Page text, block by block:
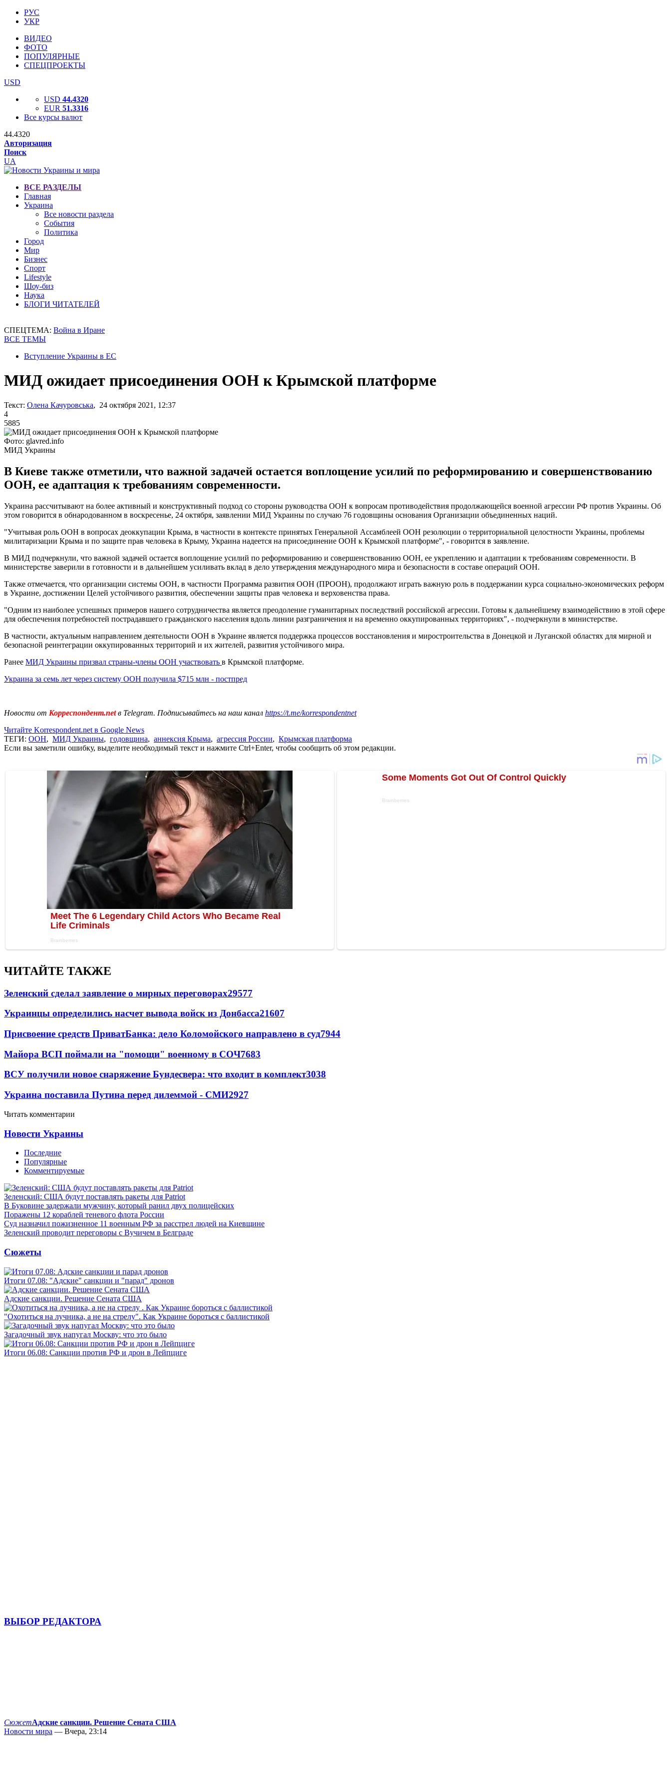
РУС
УКР
ВИДЕО
ФОТО
ПОПУЛЯРНЫЕ
СПЕЦПРОЕКТЫ
USD
USD 44.4320
EUR 51.3316
Все курсы валют
44.4320
Авторизация
Поиск
UA
ВСЕ РАЗДЕЛЫ
Главная
Украина
Все новости раздела
События
Политика
Город
Мир
Бизнес
Спорт
Lifestyle
Шоу-биз
Наука
БЛОГИ ЧИТАТЕЛЕЙ
СПЕЦТЕМА: Война в Иране
ВСЕ ТЕМЫ
Вступление Украины в ЕС
МИД ожидает присоединения ООН к Крымской платформе
Текст: Олена Качуровська, 24 октября 2021, 12:37
4
5885
Фото: glavred.info
МИД Украины
В Киеве также отметили, что важной задачей остается воплощение усилий по реформированию и совершенствованию
ООН, ее адаптация к требованиям современности.
Украина рассчитывают на более активный и конструктивный подход со стороны руководства ООН к вопросам противодействия продолжающейся военной агрессии РФ против Украины. Об
этом говорится в обнародованном в воскресенье, 24 октября, заявлении МИД Украины по случаю 76 годовщины основания Организации объединенных наций.
"Учитывая роль ООН в вопросах деоккупации Крыма, в частности в контексте принятых Генеральной Ассамблеей ООН резолюции о территориальной целостности Украины, проблемы
милитаризации Крыма и по защите прав человека в Крыму, Украина надеется на присоединение ООН к Крымской платформе", - говорится в заявление.
В МИД подчеркнули, что важной задачей остается воплощение усилий по реформированию и совершенствованию ООН, ее укреплению и адаптации к требованиям современности. В
министерстве заверили в готовности и в дальнейшем усиливать вклад в дело утверждения международного мира и безопасности в составе операций ООН.
Также отмечается, что организации системы ООН, в частности Программа развития ООН (ПРООН), продолжают играть важную роль в поддержании курса социально-экономических реформ
в Украине, достижении Целей устойчивого развития, обеспечении защиты прав человека и верховенства права.
"Одним из наиболее успешных примеров нашего сотрудничества является преодоление гуманитарных последствий российской агрессии. Готовы к дальнейшему взаимодействию в этой сфере
для обеспечения потребностей пострадавшего гражданского населения вдоль линии разграничения и на временно оккупированных территориях", - подчеркнули в министерстве.
В частности, актуальным направлением деятельности ООН в Украине является поддержка процессов восстановления и миростроительства в Донецкой и Луганской областях для мирной и
безопасной реинтеграции оккупированных территорий и их жителей, развития устойчивого мира.
Ранее МИД Украины призвал страны-члены ООН участвовать в Крымской платформе.
Украина за семь лет через систему ООН получила $715 млн - постпред
Новости от Корреспондент.netв Telegram. Подписывайтесь на наш канал https://t.me/korrespondentnet
Читайте Korrespondent.net в Google News
ТЕГИ: ООН, МИД Украины, годовщина, аннексия Крыма, агрессия России, Крымская платформа
Если вы заметили ошибку, выделите необходимый текст и нажмите Ctrl+Enter, чтобы сообщить об этом редакции.
ЧИТАЙТЕ ТАКЖЕ
Зеленский сделал заявление о мирных переговорах29577
Украинцы определились насчет вывода войск из Донбасса21607
Присвоение средств ПриватБанка: дело Коломойского направлено в суд7944
Майора ВСП поймали на "помощи" военному в СОЧ7683
ВСУ получили новое снаряжение Бундесвера: что входит в комплект3038
Украина поставила Путина перед дилеммой - СМИ2927
Читать комментарии
Новости Украины
Последние
Популярные
Комментируемые
Зеленский: США будут поставлять ракеты для Patriot
В Буковине задержали мужчину, который ранил двух полицейских
Поражены 12 кораблей теневого флота России
Суд назначил пожизненное 11 военным РФ за расстрел людей на Киевщине
Зеленский проводит переговоры с Вучичем в Белграде
Сюжеты
Итоги 07.08: "Адские" санкции и "парад" дронов
Адские санкции. Решение Сената США
"Охотиться на лучника, а не на стрелу". Как Украине бороться с баллистикой
Загадочный звук напугал Москву: что это было
Итоги 06.08: Санкции против РФ и дрон в Лейпциге
ВЫБОР РЕДАКТОРА
СюжетАдские санкции. Решение Сената США
Новости мира — Вчера, 23:14